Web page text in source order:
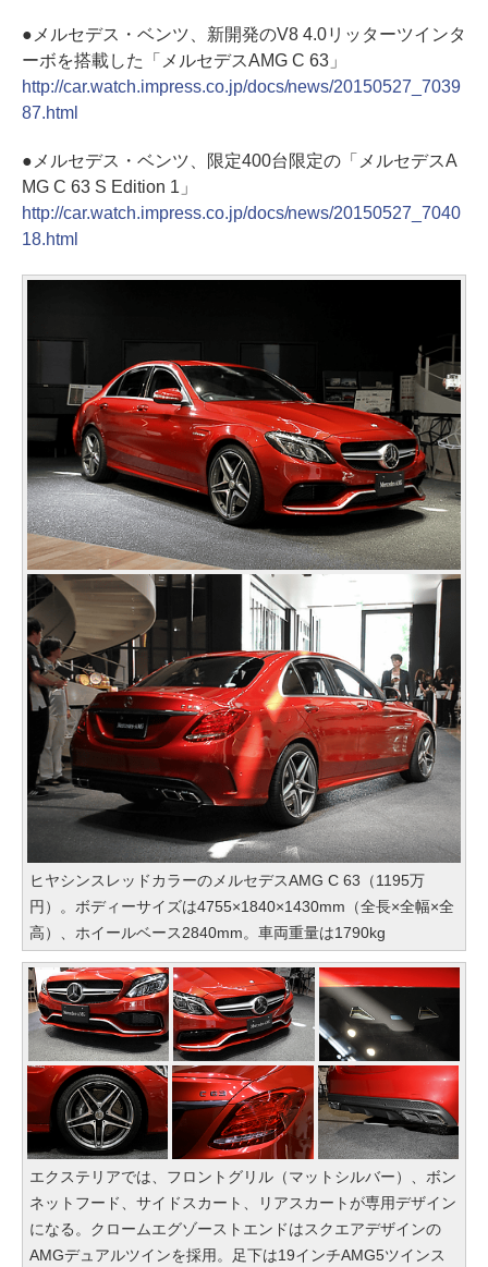
● メルセデス・ベンツ、新開発のV8 4.0リッターツインタ
ーボを搭載した「メルセデスAMG C 63」
http://car.watch.impress.co.jp/docs/news/20150527_7039
87.html
● メルセデス・ベンツ、限定400台限定の「メルセデスA
MG C 63 S Edition 1」
http://car.watch.impress.co.jp/docs/news/20150527_7040
18.html
ヒヤシンスレッドカラーのメルセデスAMG C 63（1195万
円）。ボディーサイズは4755×1840×1430mm（全長×全幅×全
高）、ホイールベース2840mm。車両重量は1790kg
エクステリアでは、フロントグリル（マットシルバー）、ボン
ネットフード、サイドスカート、リアスカートが専用デザイン
になる。クロームエグゾーストエンドはスクエアデザインの
AMGデュアルツインを採用。足下は19インチAMG5ツインス